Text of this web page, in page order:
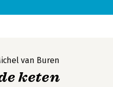
van Buren
keten
Personen